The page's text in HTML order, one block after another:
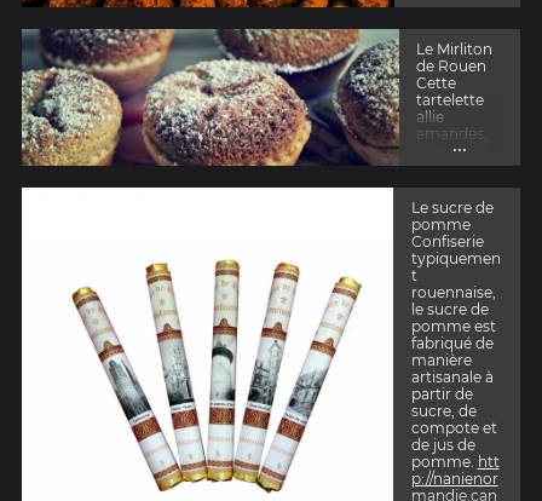
Le Mirliton
de Rouen
Cette
tartelette
allie
amandes,
macarons
et zeste de
fleur
d’oranger.
https://ww
w.rouentou
risme.com/
le-mirliton-
de-rouen/
...
Le sucre de
pomme
Confiserie
typiquemen
t
rouennaise,
le sucre de
pomme est
fabriqué de
manière
artisanale à
partir de
sucre, de
compote et
de jus de
pomme. htt
p://nanienor
mandie.can